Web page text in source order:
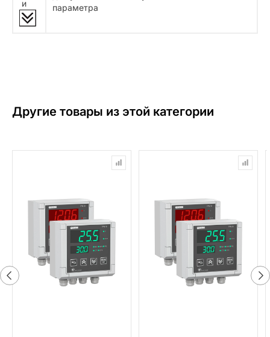
и
параметра
Другие товары из этой категории